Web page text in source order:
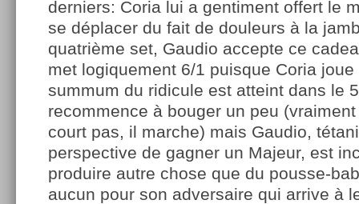
derniers: Coria lui a gentiment offert le
se déplacer du fait de douleurs à la
quatrième set, Gaudio accepte ce
met logiquement 6/1 puisque Coria
summum du ridicule est atteint dans le
recommence à bouger un peu
court pas, il marche) mais Gaudio,
perspective de gagner un Majeur, est
produire autre chose que du pousse-
aucun pour son adversaire qui arrive à